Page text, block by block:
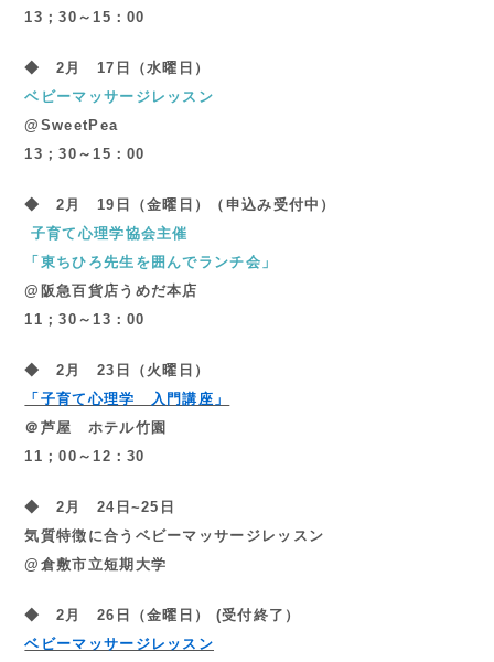
13；30～15：00
◆ 2 月 17日（水曜日）
ベビーマッサージレッスン
@SweetPea
13；30～15：00
◆ 2 月 19日（金曜日）（申込み受付中）
子育て心理学協会主催
「東ちひろ先生を囲んでランチ会」
@阪急百貨店うめだ本店
11；30～13：00
◆ 2 月 23日（火曜日）
「子育て心理学 入門講座」
＠芦屋 ホテル竹園
11；00～12：30
◆ 2 月 24日~25日
気質特徴に合うベビーマッサージレッスン
@倉敷市立短期大学
◆ 2 月 26日（金曜日） (受付終了）
ベビーマッサージレッスン